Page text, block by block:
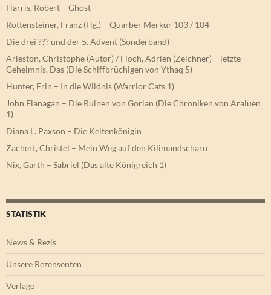
Harris, Robert – Ghost
Rottensteiner, Franz (Hg.) – Quarber Merkur 103 / 104
Die drei ??? und der 5. Advent (Sonderband)
Arleston, Christophe (Autor) / Floch, Adrien (Zeichner) – letzte
Geheimnis, Das (Die Schiffbrüchigen von Ythaq 5)
Hunter, Erin – In die Wildnis (Warrior Cats 1)
John Flanagan – Die Ruinen von Gorlan (Die Chroniken von Araluen
1)
Diana L. Paxson – Die Keltenkönigin
Zachert, Christel – Mein Weg auf den Kilimandscharo
Nix, Garth – Sabriel (Das alte Königreich 1)
STATISTIK
News & Rezis
Unsere Rezensenten
Verlage